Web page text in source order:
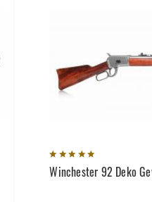
Winchester 92 Deko